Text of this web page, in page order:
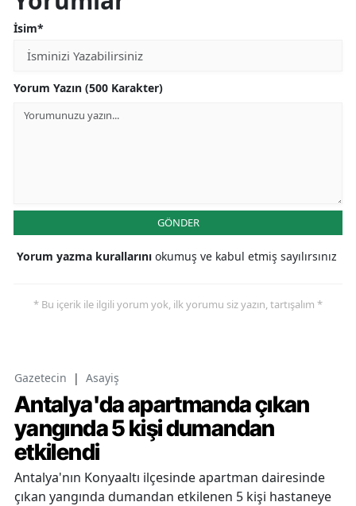
İsim*
Yorum Yazın (500 Karakter)
GÖNDER
Yorum yazma kurallarını okumuş ve kabul etmiş sayılırsınız
* Bu içerik ile ilgili yorum yok, ilk yorumu siz yazın, tartışalım *
Gazetecin | Asayiş
Antalya'da apartmanda çıkan
yangında 5 kişi dumandan
etkilendi
Antalya'nın Konyaaltı ilçesinde apartman dairesinde
çıkan yangında dumandan etkilenen 5 kişi hastaneye